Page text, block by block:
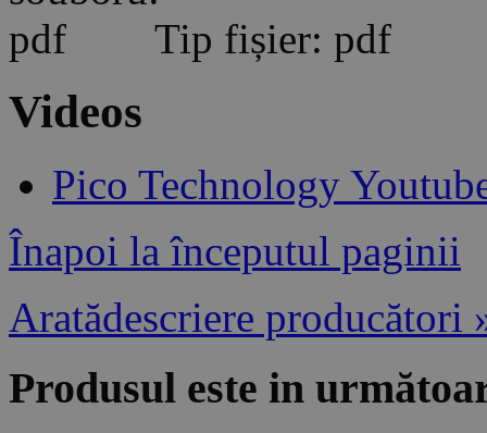
Tip fișier: pdf
Videos
Pico Technology
Înapoi la începutul paginii
Aratădescriere producători
Produsul este in